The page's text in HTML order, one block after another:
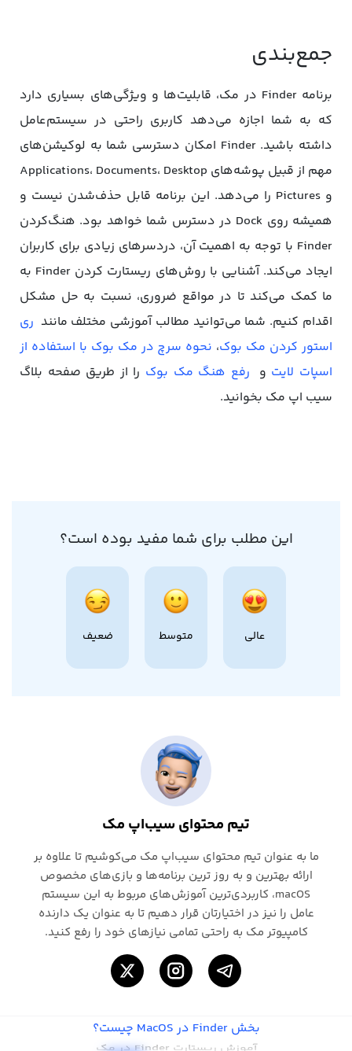
بخش Finder در MacOS چیست؟
جمع‌بندی
برنامه Finder در مک، قابلیت‌ها و ویژگی‌های بسیاری دارد
که به شما اجازه می‌دهد کاربری راحتی در سیستم‌عامل
داشته باشید. Finder امکان دسترسی شما به لوکیشن‌های
مهم از قبیل پوشه‌های Applications، Documents، Desktop
و Pictures را می‌دهد. این برنامه قابل حذف‌شدن نیست و
همیشه روی Dock در دسترس شما خواهد بود. هنگ‌کردن
Finder با توجه به اهمیت آن، دردسرهای زیادی برای کاربران
ایجاد می‌کند. آشنایی با روش‌های ریستارت کردن Finder به
ما کمک می‌کند تا در مواقع ضروری، نسبت به حل مشکل
اقدام کنیم. شما می‌توانید مطالب آموزشی مختلف مانند ری
استور کردن مک بوک، نحوه سرچ در مک بوک با استفاده از
اسپات لایت و رفع هنگ مک بوک را از طریق صفحه بلاگ
سیب اپ مک بخوانید.
این مطلب برای شما مفید بوده است؟
عالی متوسط ضعیف
تیم محتوای سیب‌اپ مک
ما به عنوان تیم محتوای سیب‌اپ مک می‌کوشیم تا علاوه بر
ارائه بهترین و به روز ترین برنامه‌ها و بازی‌های مخصوص
macOS، کاربردی‌ترین آموزش‌های مربوط به این سیستم
عامل را نیز در اختیارتان قرار دهیم تا به عنوان یک دارنده
کامپیوتر مک به راحتی تمامی نیازهای خود را رفع کنید.